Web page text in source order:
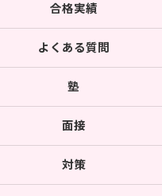
合格実績
よくある質問
塾
面接
対策